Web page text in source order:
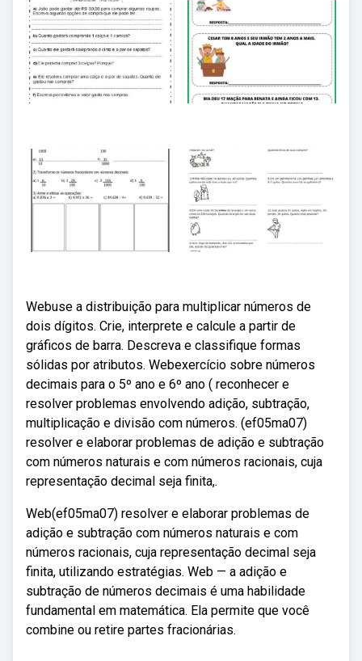
Webuse a distribuição para multiplicar números de
dois dígitos. Crie, interprete e calcule a partir de
gráficos de barra. Descreva e classifique formas
sólidas por atributos. Webexercício sobre números
decimais para o 5º ano e 6º ano ( reconhecer e
resolver problemas envolvendo adição, subtração,
multiplicação e divisão com números. (ef05ma07)
resolver e elaborar problemas de adição e subtração
com números naturais e com números racionais, cuja
representação decimal seja finita,.
Web(ef05ma07) resolver e elaborar problemas de
adição e subtração com números naturais e com
números racionais, cuja representação decimal seja
finita, utilizando estratégias. Web — a adição e
subtração de números decimais é uma habilidade
fundamental em matemática. Ela permite que você
combine ou retire partes fracionárias.